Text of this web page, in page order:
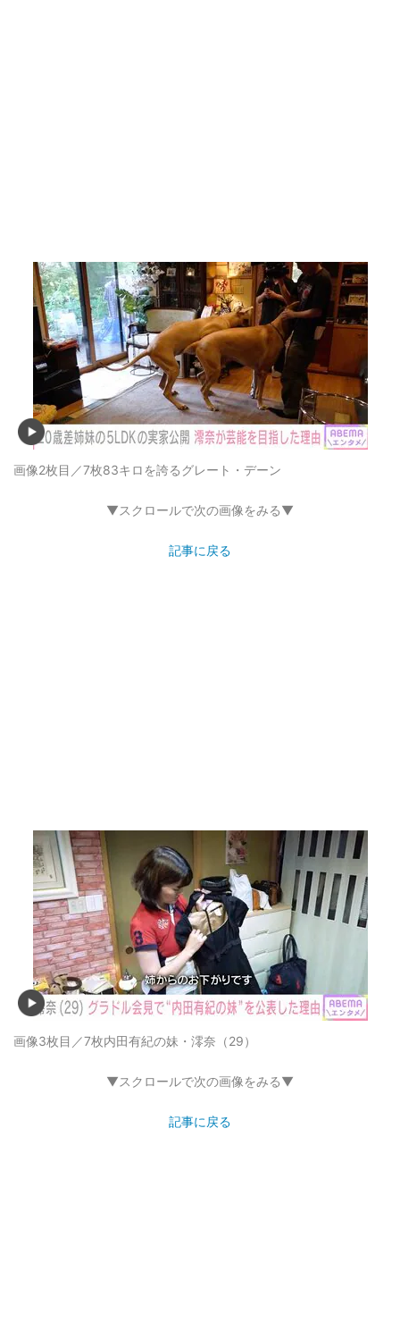
画像2枚目／7枚83キロを誇るグレート・デーン
▼スクロールで次の画像をみる▼
記事に戻る
画像3枚目／7枚内田有紀の妹・澪奈（29）
▼スクロールで次の画像をみる▼
記事に戻る